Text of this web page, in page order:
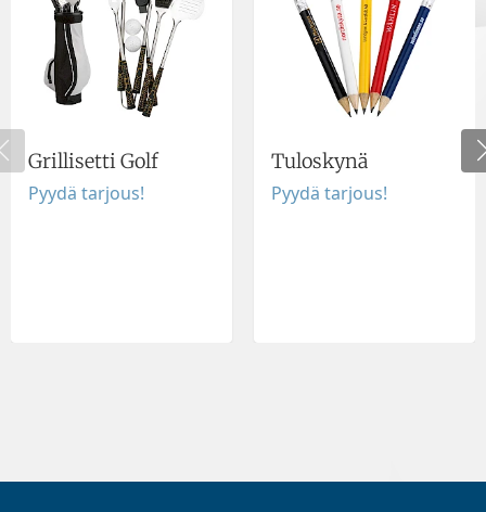
Grillisetti Golf
Pyydä tarjous!
Tuloskynä
Pyydä tarjous!